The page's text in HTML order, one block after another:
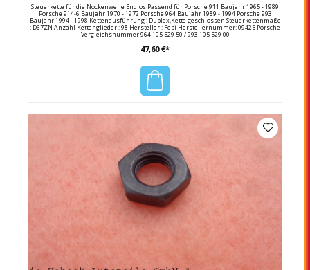
Steuerkette für die Nockenwelle Endlos Passend für Porsche 911 Baujahr 1965 - 1989
Porsche 914-6 Baujahr 1970 - 1972 Porsche 964 Baujahr 1989 - 1994 Porsche 993
Baujahr 1994 - 1998 Kettenausführung : Duplex,Kette geschlossen Steuerkettenmaße
: D67ZN Anzahl Kettenglieder : 98 Hersteller : Febi Herstellernummer: 09425 Porsche
Vergleichsnummer 964 105 529 50 / 993 105 529 00
47,60 €*